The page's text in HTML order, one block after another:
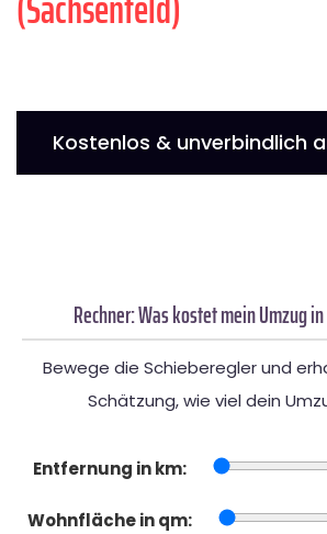
Kostenlos & unverbindlich
Rechner: Was kostet mein Umzug
Bewege die Schieberegler und
Schätzung, wie viel dein
Entfernung in km:
Wohnfläche in qm: